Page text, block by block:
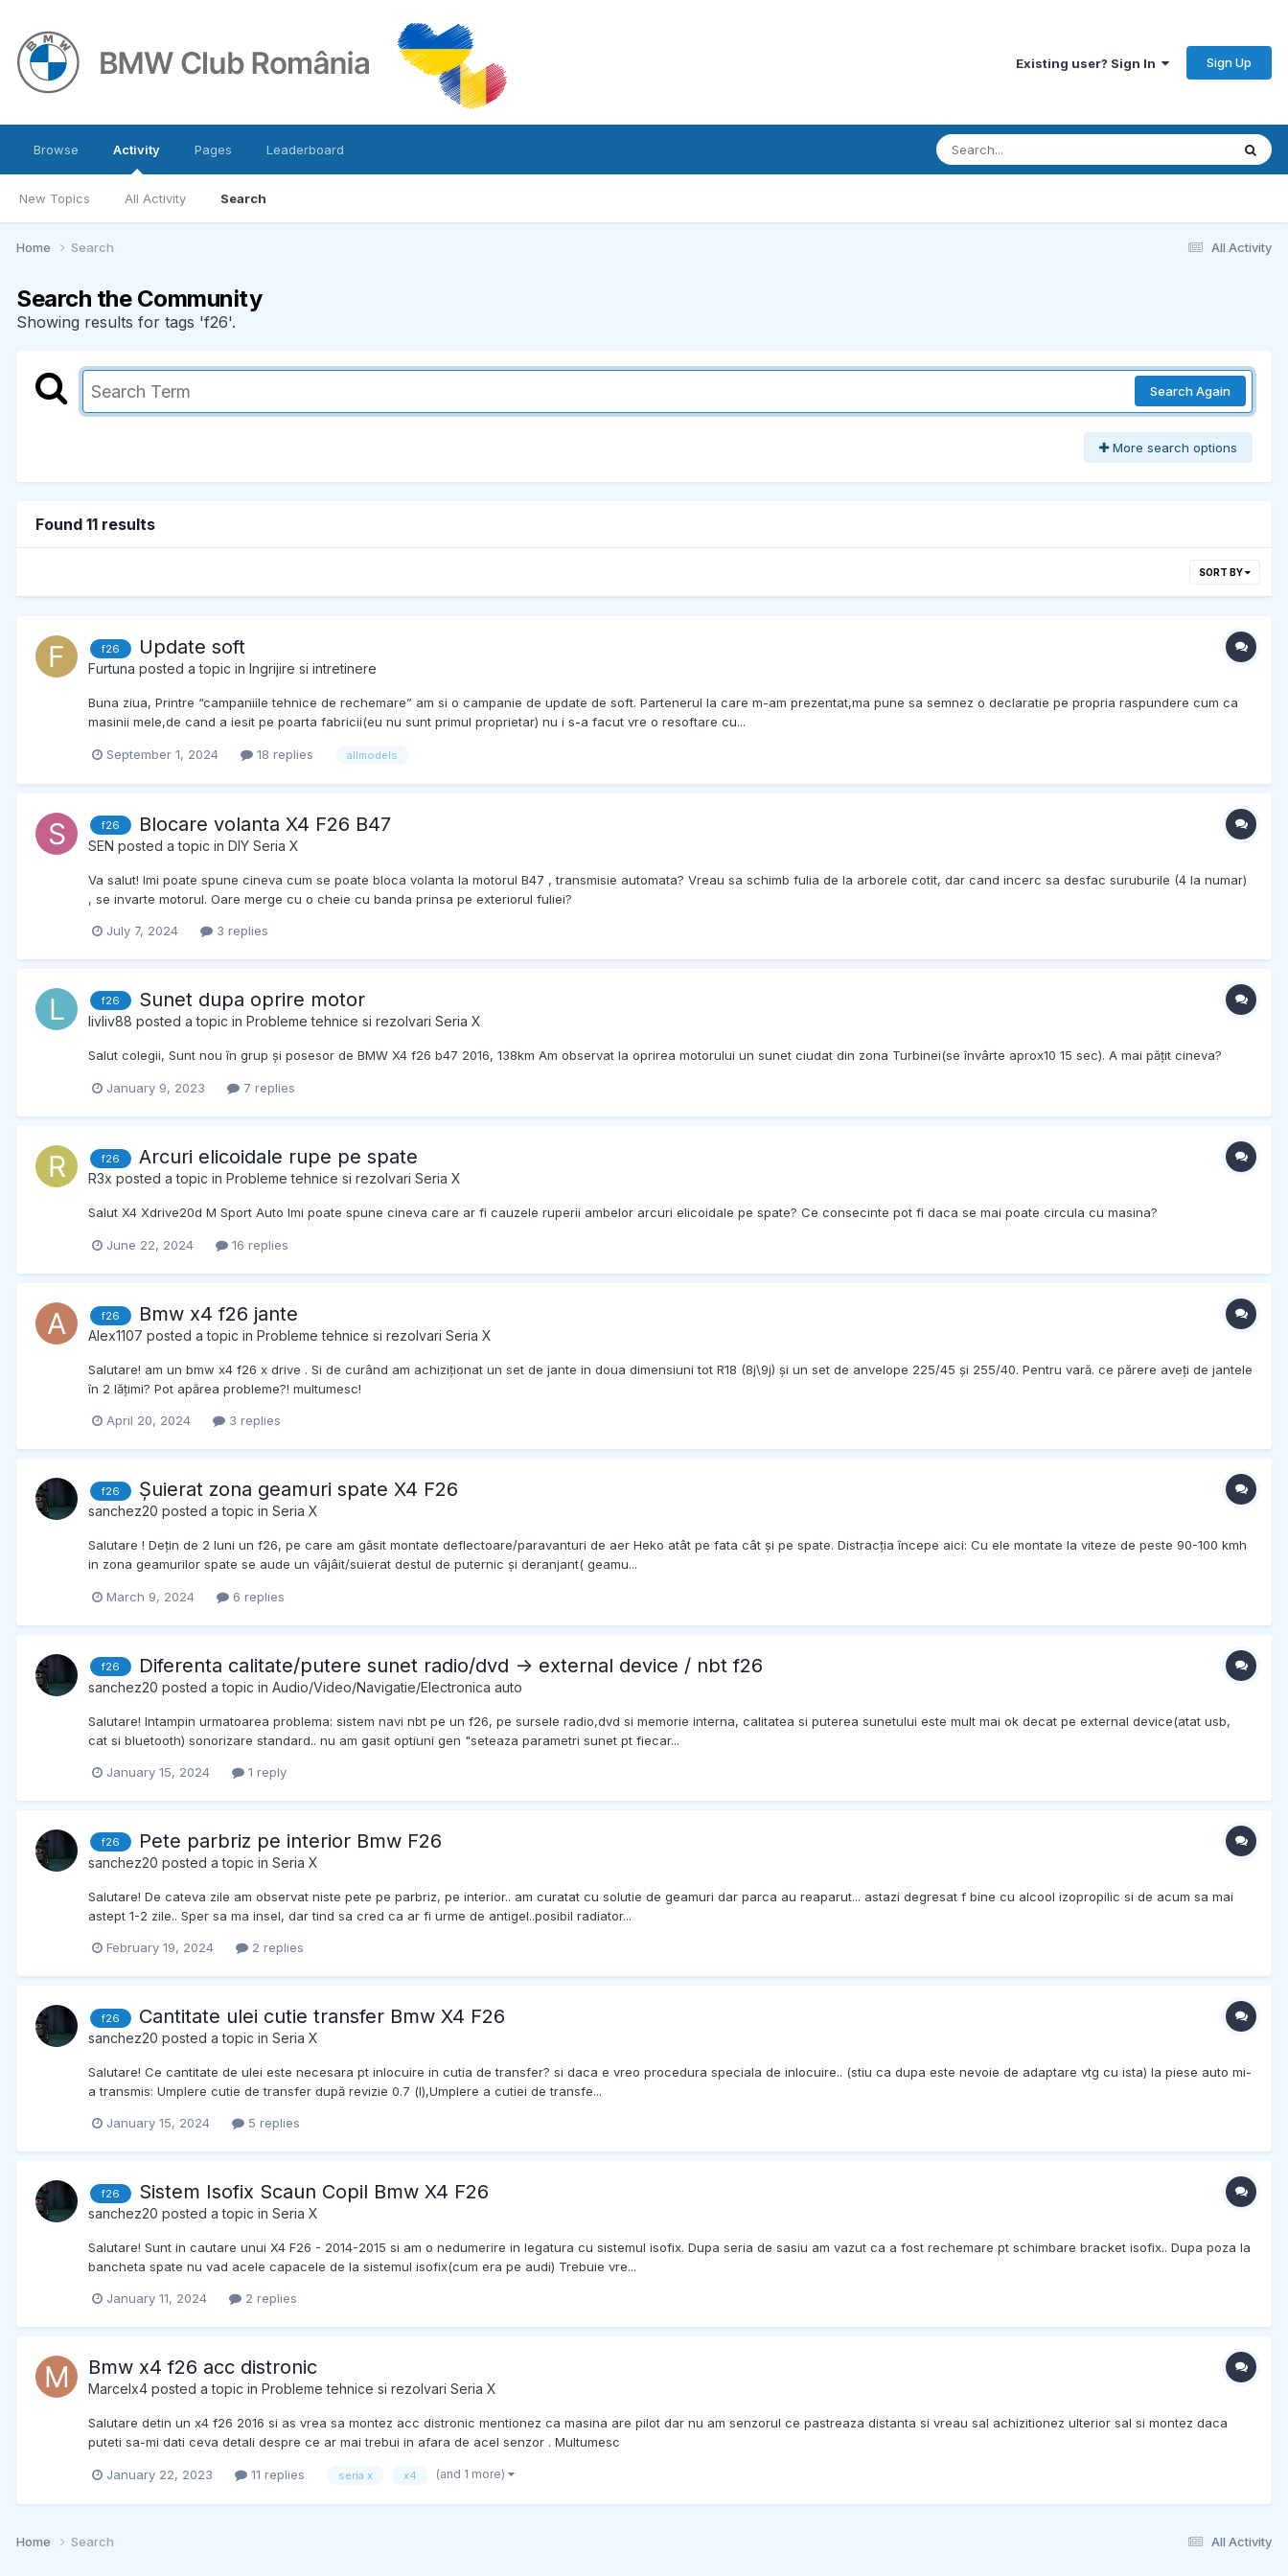
Existing user? Sign In Sign Up
Browse Activity
New Topics All Activity Search
Pages Leaderboard
All Activity
Home Search
Search the Community
Showing results for tags 'f26'.
Search Again
More search options
Found 11 results
SORT BY
f26 Update soft
Furtuna posted a topic in Ingrijire si intretinere
Buna ziua, Printre “campaniile tehnice de rechemare” am si o campanie de update de soft. Partenerul la care m-am prezentat,ma pune sa semnez o declaratie pe propria raspundere cum ca
masinii mele,de cand a iesit pe poarta fabricii(eu nu sunt primul proprietar) nu i s-a facut vre o resoftare cu...
September 1, 2024 18 replies allmodels
f26 Blocare volanta X4 F26 B47
SEN posted a topic in DIY Seria X
Va salut! Imi poate spune cineva cum se poate bloca volanta la motorul B47 , transmisie automata? Vreau sa schimb fulia de la arborele cotit, dar cand incerc sa desfac suruburile (4 la numar)
, se invarte motorul. Oare merge cu o cheie cu banda prinsa pe exteriorul fuliei?
July 7, 2024 3 replies
f26 Sunet dupa oprire motor
livliv88 posted a topic in Probleme tehnice si rezolvari Seria X
Salut colegii, Sunt nou în grup și posesor de BMW X4 f26 b47 2016, 138km Am observat la oprirea motorului un sunet ciudat din zona Turbinei(se învârte aprox10 15 sec). A mai pățit cineva?
January 9, 2023 7 replies
f26 Arcuri elicoidale rupe pe spate
R3x posted a topic in Probleme tehnice si rezolvari Seria X
Salut X4 Xdrive20d M Sport Auto Imi poate spune cineva care ar fi cauzele ruperii ambelor arcuri elicoidale pe spate? Ce consecinte pot fi daca se mai poate circula cu masina?
June 22, 2024 16 replies
f26 Bmw x4 f26 jante
Alex1107 posted a topic in Probleme tehnice si rezolvari Seria X
Salutare! am un bmw x4 f26 x drive . Si de curând am achiziționat un set de jante in doua dimensiuni tot R18 (8j\9j) și un set de anvelope 225/45 și 255/40. Pentru vară. ce părere aveți de jantele
în 2 lățimi? Pot apărea probleme?! multumesc!
April 20, 2024 3 replies
f26 Șuierat zona geamuri spate X4 F26
sanchez20 posted a topic in Seria X
Salutare ! Dețin de 2 luni un f26, pe care am găsit montate deflectoare/paravanturi de aer Heko atât pe fata cât și pe spate. Distracția începe aici: Cu ele montate la viteze de peste 90-100 kmh
in zona geamurilor spate se aude un vâjâit/suierat destul de puternic și deranjant( geamu...
March 9, 2024 6 replies
f26 Diferenta calitate/putere sunet radio/dvd -> external device / nbt f26
sanchez20 posted a topic in Audio/Video/Navigatie/Electronica auto
Salutare! Intampin urmatoarea problema: sistem navi nbt pe un f26, pe sursele radio,dvd si memorie interna, calitatea si puterea sunetului este mult mai ok decat pe external device(atat usb,
cat si bluetooth) sonorizare standard.. nu am gasit optiuni gen "seteaza parametri sunet pt fiecar...
January 15, 2024 1 reply
f26 Pete parbriz pe interior Bmw F26
sanchez20 posted a topic in Seria X
Salutare! De cateva zile am observat niste pete pe parbriz, pe interior.. am curatat cu solutie de geamuri dar parca au reaparut... astazi degresat f bine cu alcool izopropilic si de acum sa mai
astept 1-2 zile.. Sper sa ma insel, dar tind sa cred ca ar fi urme de antigel..posibil radiator...
February 19, 2024 2 replies
f26 Cantitate ulei cutie transfer Bmw X4 F26
sanchez20 posted a topic in Seria X
Salutare! Ce cantitate de ulei este necesara pt inlocuire in cutia de transfer? si daca e vreo procedura speciala de inlocuire.. (stiu ca dupa este nevoie de adaptare vtg cu ista) la piese auto mi-
a transmis: Umplere cutie de transfer după revizie 0.7 (l),Umplere a cutiei de transfe...
January 15, 2024 5 replies
f26 Sistem Isofix Scaun Copil Bmw X4 F26
sanchez20 posted a topic in Seria X
Salutare! Sunt in cautare unui X4 F26 - 2014-2015 si am o nedumerire in legatura cu sistemul isofix. Dupa seria de sasiu am vazut ca a fost rechemare pt schimbare bracket isofix.. Dupa poza la
bancheta spate nu vad acele capacele de la sistemul isofix(cum era pe audi) Trebuie vre...
January 11, 2024 2 replies
Bmw x4 f26 acc distronic
Marcelx4 posted a topic in Probleme tehnice si rezolvari Seria X
Salutare detin un x4 f26 2016 si as vrea sa montez acc distronic mentionez ca masina are pilot dar nu am senzorul ce pastreaza distanta si vreau sal achizitionez ulterior sal si montez daca
puteti sa-mi dati ceva detali despre ce ar mai trebui in afara de acel senzor . Multumesc
January 22, 2023 11 replies seria x x4 (and 1 more)
All Activity
Home Search